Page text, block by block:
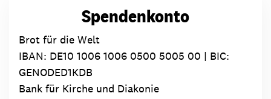
Spendenkonto
Brot für die Welt
IBAN: DE10 1006 1006 0500 5005 00 | BIC:
GENODED1KDB
Bank für Kirche und Diakonie